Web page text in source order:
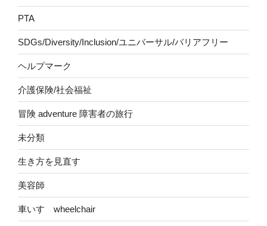
PTA
SDGs/Diversity/Inclusion/ユニバーサル/バリアフリー
ヘルプマーク
介護保険/社会福祉
冒険 adventure 障害者の旅行
未分類
生き方を見直す
美容師
車いす wheelchair